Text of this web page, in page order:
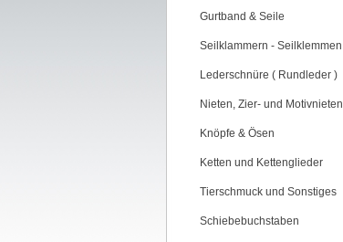
Gurtband & Seile
Seilklammern - Seilklemmen
Lederschnüre ( Rundleder )
Nieten, Zier- und Motivnieten
Knöpfe & Ösen
Ketten und Kettenglieder
Tierschmuck und Sonstiges
Schiebebuchstaben